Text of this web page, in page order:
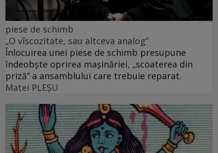
piese de schimb
„O vîscozitate, sau altceva analog”
Înlocuirea unei piese de schimb presupune
îndeobște oprirea mașinăriei, „scoaterea din
priză” a ansamblului care trebuie reparat.
Matei PLEŞU